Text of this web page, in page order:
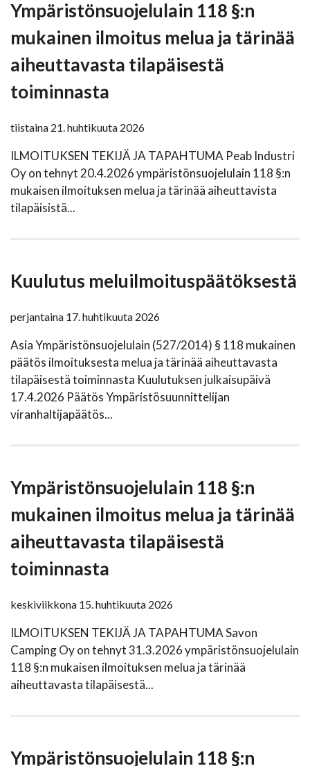
Ympäristönsuojelulain 118 §:n
mukainen ilmoitus melua ja tärinää
aiheuttavasta tilapäisestä
toiminnasta
tiistaina 21. huhtikuuta 2026
ILMOITUKSEN TEKIJÄ JA TAPAHTUMA Peab Industri
Oy on tehnyt 20.4.2026 ympäristönsuojelulain 118 §:n
mukaisen ilmoituksen melua ja tärinää aiheuttavista
tilapäisistä...
Kuulutus meluilmoituspäätöksestä
perjantaina 17. huhtikuuta 2026
Asia Ympäristönsuojelulain (527/2014) § 118 mukainen
päätös ilmoituksesta melua ja tärinää aiheuttavasta
tilapäisestä toiminnasta Kuulutuksen julkaisupäivä
17.4.2026 Päätös Ympäristösuunnittelijan
viranhaltijapäätös...
Ympäristönsuojelulain 118 §:n
mukainen ilmoitus melua ja tärinää
aiheuttavasta tilapäisestä
toiminnasta
keskiviikkona 15. huhtikuuta 2026
ILMOITUKSEN TEKIJÄ JA TAPAHTUMA Savon
Camping Oy on tehnyt 31.3.2026 ympäristönsuojelulain
118 §:n mukaisen ilmoituksen melua ja tärinää
aiheuttavasta tilapäisestä...
Ympäristönsuojelulain 118 §:n